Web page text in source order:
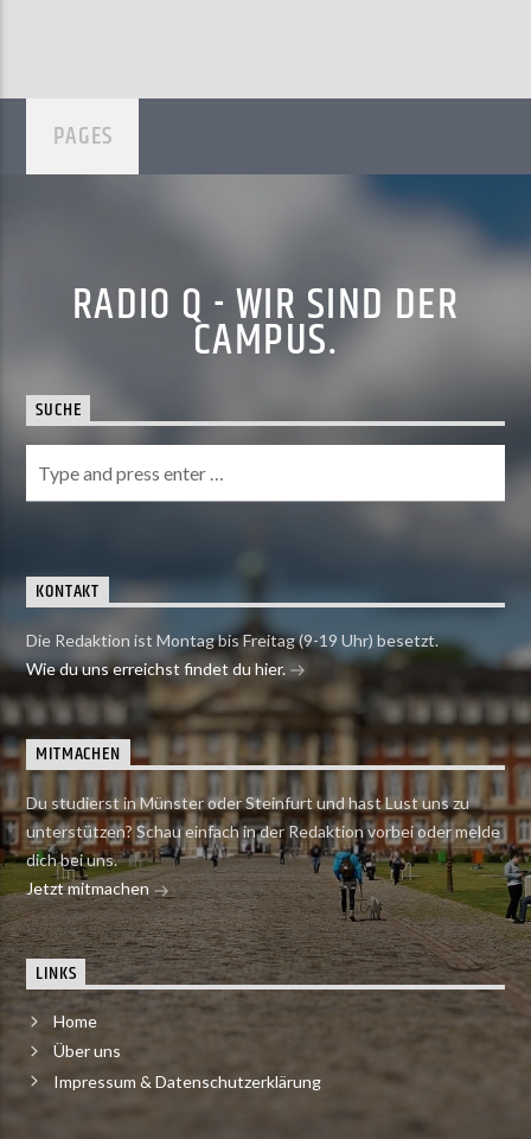
PAGES
RADIO Q - WIR SIND DER
CAMPUS.
SUCHE
KONTAKT
Die Redaktion ist Montag bis Freitag (9-19 Uhr) besetzt.
Wie du uns erreichst findet du hier.
MITMACHEN
Du studierst in Münster oder Steinfurt und hast Lust uns zu
unterstützen? Schau einfach in der Redaktion vorbei oder melde
dich bei uns.
Jetzt mitmachen
LINKS
Home
Über uns
Impressum & Datenschutzerklärung